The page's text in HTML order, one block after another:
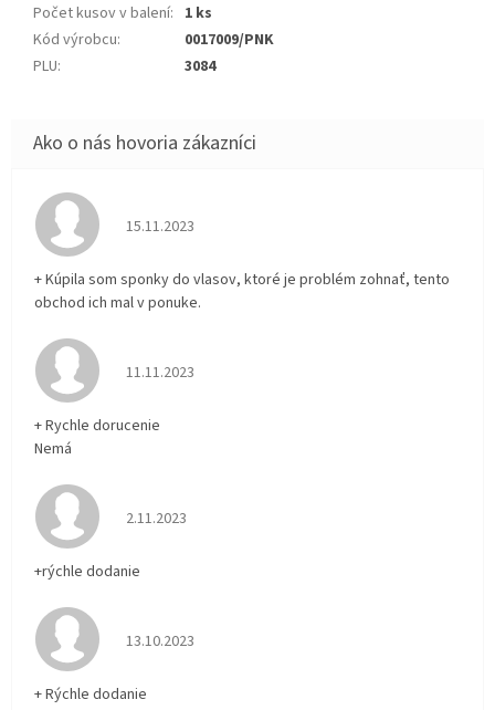
Počet kusov v balení: 1 ks
Kód výrobcu:
0017009/PNK
PLU: 3084
Hodnotenie obchodu je 5 z 5 hviezdičiek.
15.11.2023
+ Kúpila som sponky do vlasov, ktoré je problém zohnať, tento
obchod ich mal v ponuke.
Hodnotenie obchodu je 5 z 5 hviezdičiek.
11.11.2023
+ Rychle dorucenie
Nemá
Hodnotenie obchodu je 5 z 5 hviezdičiek.
2.11.2023
+rýchle dodanie
Hodnotenie obchodu je 5 z 5 hviezdičiek.
13.10.2023
+ Rýchle dodanie